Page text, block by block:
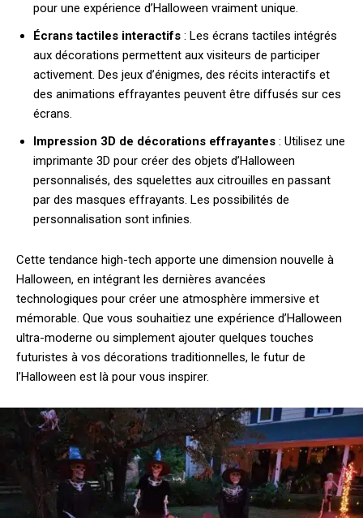
pour une expérience d’Halloween vraiment unique.
Écrans tactiles interactifs : Les écrans tactiles intégrés
aux décorations permettent aux visiteurs de participer
activement. Des jeux d’énigmes, des récits interactifs et
des animations effrayantes peuvent être diffusés sur ces
écrans.
Impression 3D de décorations effrayantes : Utilisez une
imprimante 3D pour créer des objets d’Halloween
personnalisés, des squelettes aux citrouilles en passant
par des masques effrayants. Les possibilités de
personnalisation sont infinies.
Cette tendance high-tech apporte une dimension nouvelle à
Halloween, en intégrant les dernières avancées
technologiques pour créer une atmosphère immersive et
mémorable. Que vous souhaitiez une expérience d’Halloween
ultra-moderne ou simplement ajouter quelques touches
futuristes à vos décorations traditionnelles, le futur de
l’Halloween est là pour vous inspirer.